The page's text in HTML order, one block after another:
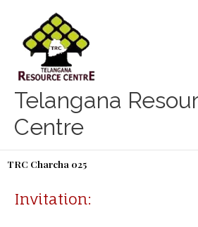
content
Telangana
Centre
TRC Charcha 025
Invitation: